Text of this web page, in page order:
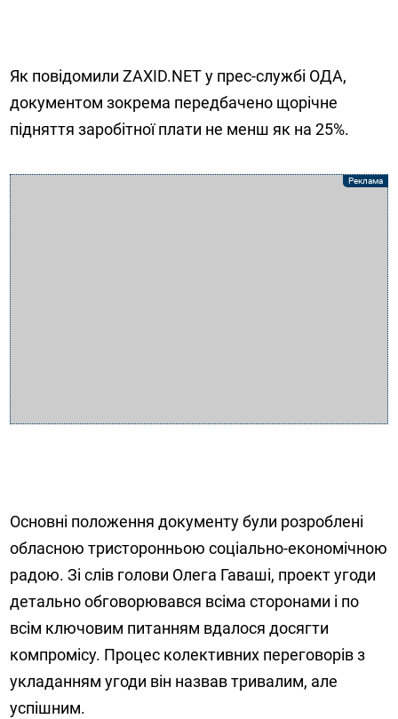
Як повідомили ZAXID.NET у прес-службі ОДА,
документом зокрема передбачено щорічне
підняття заробітної плати не менш як на 25%.
Основні положення документу були розроблені
обласною тристоронньою соціально-економічною
радою. Зі слів голови Олега Гаваші, проект угоди
детально обговорювався всіма сторонами і по
всім ключовим питанням вдалося досягти
компромісу. Процес колективних переговорів з
укладанням угоди він назвав тривалим, але
успішним.